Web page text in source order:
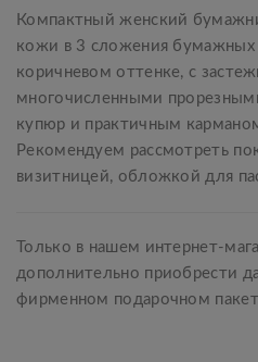
Компактный женский
кожи в 3 сложения
коричневом оттенке, с
многочисленными
купюр и практичным
Рекомендуем рассмотреть
визитницей, обложкой для
Только в нашем интернет-
дополнительно приобрести
фирменном подарочном